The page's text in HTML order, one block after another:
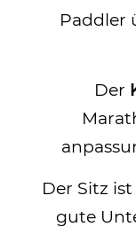
Paddler
Der
Der Sitz
gute